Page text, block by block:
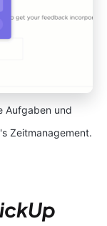
Aufgaben und
Zeitmanagement.